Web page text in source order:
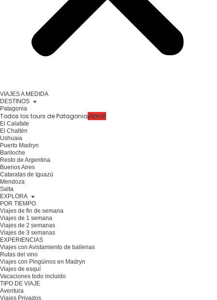
VIAJES A MEDIDA
DESTINOS
Patagonia
Todos los tours de Patagonia¡Abrid!
El Calafate
El Chaltén
Ushuaia
Puerto Madryn
Bariloche
Resto de Argentina
Buenos Aires
Cataratas de Iguazú
Mendoza
Salta
EXPLORA
POR TIEMPO
Viajes de fin de semana
Viajes de 1 semana
Viajes de 2 semanas
Viajes de 3 semanas
EXPERIENCIAS
Viajes con Avistamiento de ballenas
Rutas del vino
Viajes con Pingüinos en Madryn
Viajes de esquí
Vacaciones todo incluido
TIPO DE VIAJE
Aventura
Viajes Privados